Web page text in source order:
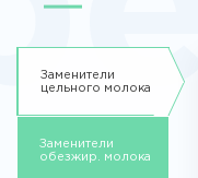
Заменители
цельного молока
Заменители
обезжир. молока